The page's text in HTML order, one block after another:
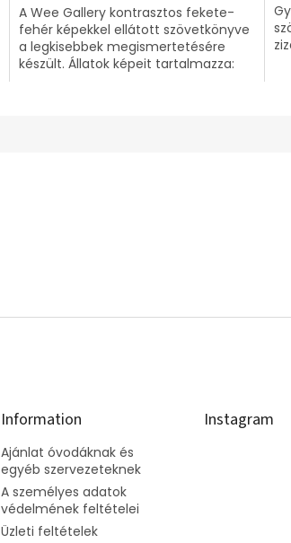
A Wee Gallery kontrasztos fekete-
fehér képekkel ellátott szövetkönyve
a legkisebbek megismertetésére
készült. Állatok képeit tartalmazza:
Information
Ajánlat óvodáknak és
egyéb szervezeteknek
A személyes adatok
védelmének feltételei
Üzleti feltételek
Instagram